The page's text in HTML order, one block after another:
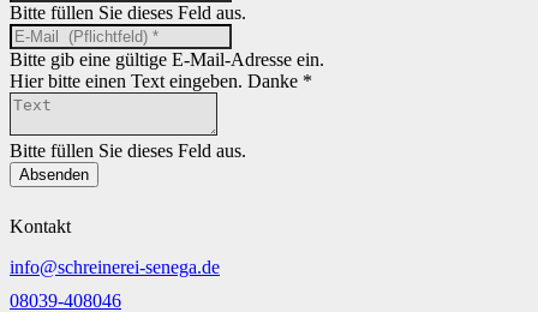
Bitte füllen Sie dieses Feld aus.
Bitte gib eine gültige E-Mail-Adresse ein.
Hier bitte einen Text eingeben. Danke *
Bitte füllen Sie dieses Feld aus.
Absenden
Kontakt
info@schreinerei-senega.de
08039-408046